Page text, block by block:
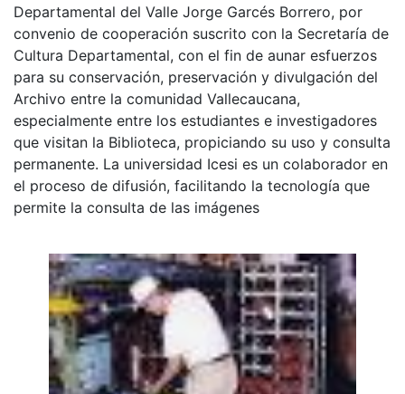
Departamental del Valle Jorge Garcés Borrero, por
convenio de cooperación suscrito con la Secretaría de
Cultura Departamental, con el fin de aunar esfuerzos
para su conservación, preservación y divulgación del
Archivo entre la comunidad Vallecaucana,
especialmente entre los estudiantes e investigadores
que visitan la Biblioteca, propiciando su uso y consulta
permanente. La universidad Icesi es un colaborador en
el proceso de difusión, facilitando la tecnología que
permite la consulta de las imágenes